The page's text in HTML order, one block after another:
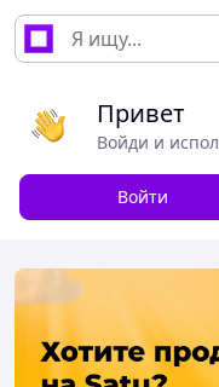
Привет
Войди и
Войти